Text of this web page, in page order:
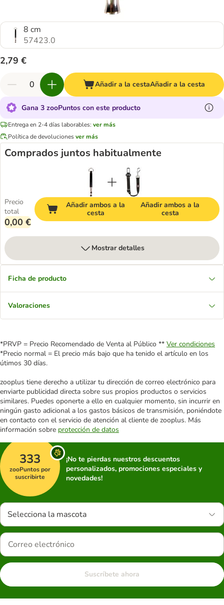
8 cm
57423.0
2,79 €
Añadir a la cestaAñadir a la cesta
Gana 3 zooPuntos con este producto
Entrega en 2-4 días laborables: ver más
Política de devolucionesver más
Comprados juntos habitualmente
Precio
total
0,00 €
Añadir ambos a la
cesta
Añadir ambos a la
cesta
Mostrar detalles
Ficha de producto
Valoraciones
*PRVP = Precio Recomendado de Venta al Público ** Ver condiciones
*Precio normal = El precio más bajo que ha tenido el artículo en los
útimos 30 días.
zooplus tiene derecho a utilizar tu dirección de correo electrónico para
enviarte publicidad directa sobre sus propios productos o servicios
similares. Puedes oponerte a ello en cualquier momento, sin incurrir en
ningún gasto adicional a los gastos básicos de transmisión, poniéndote
en contacto con el servicio de atención al cliente de zooplus. Más
información sobre protección de datos
333
zooPuntos por
suscribirte
¡No te pierdas nuestros descuentos
personalizados, promociones especiales y
novedades!
Selecciona la mascota
Suscríbete ahora